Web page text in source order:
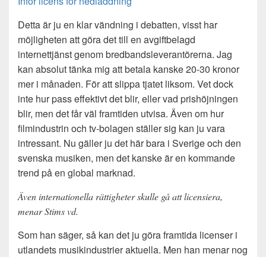
Detta är ju en klar vändning i debatten, visst har
möjligheten att göra det till en avgiftbelagd
internettjänst genom bredbandsleverantörerna. Jag
kan absolut tänka mig att betala kanske 20-30 kronor
mer i månaden. För att slippa tjatet liksom. Vet dock
inte hur pass effektivt det blir, eller vad prishöjningen
blir, men det får väl framtiden utvisa. Även om hur
filmindustrin och tv-bolagen ställer sig kan ju vara
intressant. Nu gäller ju det här bara i Sverige och den
svenska musiken, men det kanske är en kommande
trend på en global marknad.
Även internationella rättigheter skulle gå att licensiera,
menar Stims vd.
Som han säger, så kan det ju göra framtida licenser i
utlandets musikindustrier aktuella. Men han menar nog